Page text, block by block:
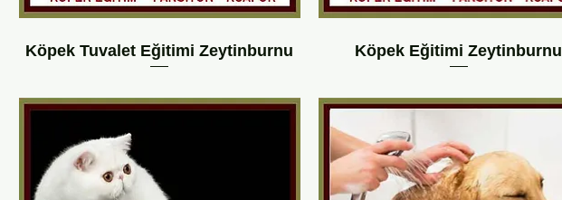
Köpek Eğitimi Zeytinburnu
Köpek Tuvalet Eğitimi Zeytinburnu